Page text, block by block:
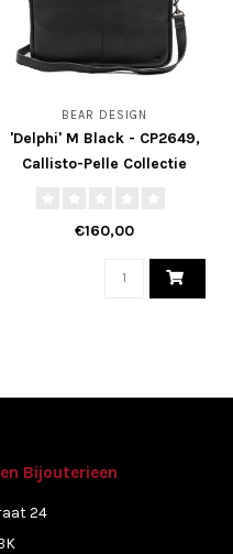
BEAR DESIGN
'Delphi' M Black - CP2649,
Callisto-Pelle Collectie
€160,00
Bijouterieen
24